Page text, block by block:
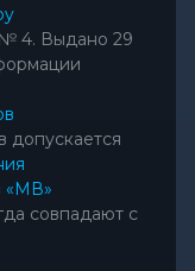
№ 4. Выдано 29
допускается
«МВ»
совпадают с